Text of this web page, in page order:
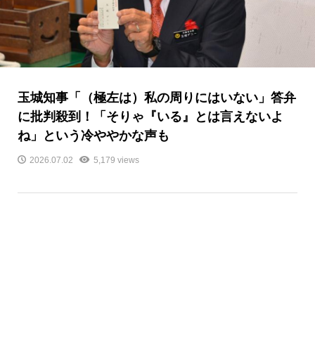
玉城知事「（極左は）私の周りにはいない」答弁
に批判殺到！「そりゃ『いる』とは言えないよ
ね」という冷ややかな声も
2026.07.02 5,179 views